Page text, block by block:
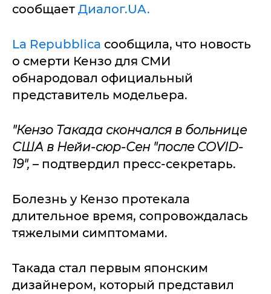
сообщает Диалог.UA.
La Repubblica сообщила, что новость
о смерти Кензо для СМИ
обнародовал официальный
представитель модельера.
"Кензо Такада скончался в больнице
США в Нейи-сюр-Сен "после COVID-
19", – подтвердил пресс-секретарь.
Болезнь у Кензо протекала
длительное время, сопровождалась
тяжелыми симптомами.
Такада стал первым японским
дизайнером, который представил